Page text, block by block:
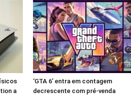
a
‘GTA 6’ entra em contagem
decrescente com pré-venda